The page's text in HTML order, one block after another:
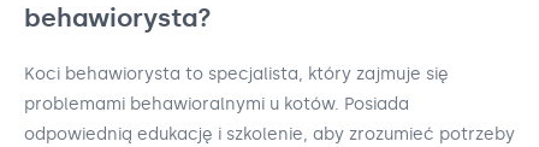
behawiorysta?
Koci behawiorysta to specjalista, który zajmuje się
problemami behawioralnymi u kotów. Posiada
odpowiednią edukację i szkolenie, aby zrozumieć potrzeby